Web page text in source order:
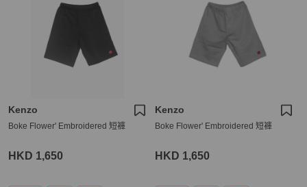
Kenzo
Boke Flower' Embroidered 短褲
HKD 1,650
Kenzo
Boke Flower' Embroidered 短褲
HKD 1,650